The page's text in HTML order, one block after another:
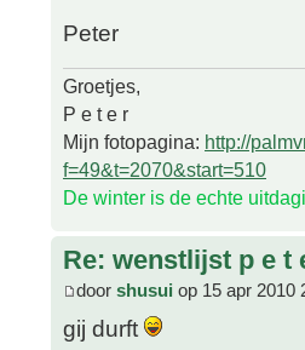
Peter
Groetjes,
P e t e r
Mijn fotopagina: http://
f=49&t=2070&start=510
De winter is de echte
Re: wenstlijst p e t
door shusui op 15 apr 2010
gij durft